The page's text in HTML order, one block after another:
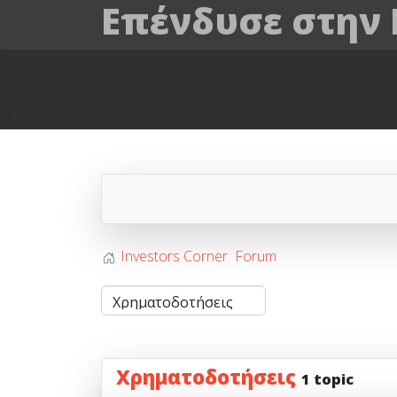
Επένδυσε στην
Investors Corner Forum
Χρηματοδοτήσεις 1 topic